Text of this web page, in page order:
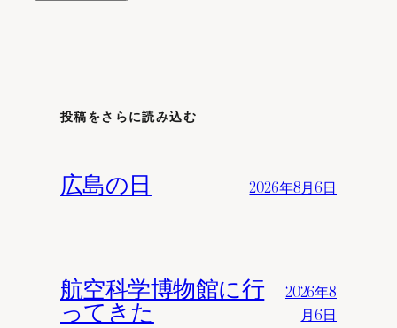
投稿をさらに読み込む
広島の日 2026年8月6日
航空科学博物館に行
ってきた
2026年8
月6日